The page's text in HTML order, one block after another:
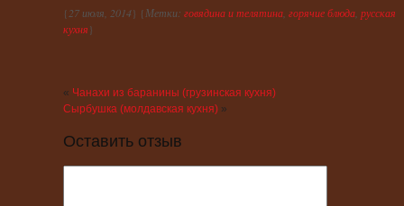
{27 июля, 2014} {Метки: говядина и телятина горячие блюда русская
кухня}
« Чанахи из баранины (грузинская кухня)
Сырбушка (молдавская кухня) »
Оставить отзыв